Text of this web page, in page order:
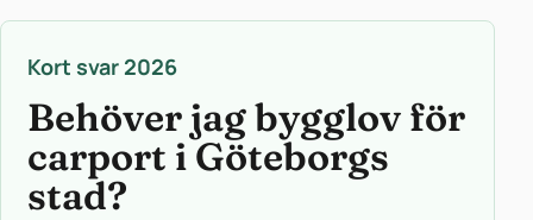
Kort svar 2026
Behöver jag bygglov för
carport i Göteborgs
stad?